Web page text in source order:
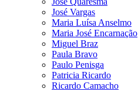
José Vargas
Maria Luísa Anselmo
Maria José Encarnação
Miguel Braz
Paula Bravo
Paulo Penisga
Patricia Ricardo
Ricardo Camacho